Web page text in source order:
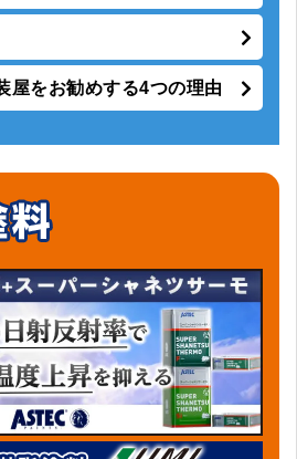
屋をお勧めする4つの理由